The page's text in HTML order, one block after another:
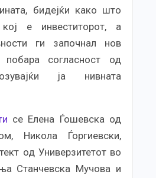
бидејќи како што
е инвеститорот, а
ги започнал нов
согласност од
ја нивната
се Елена Ѓошевска од
Никола Ѓоргиевски,
од Универзитетот во
Станчевска Мучова и